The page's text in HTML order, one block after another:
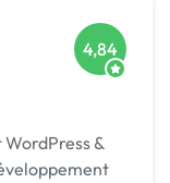
4,84
&